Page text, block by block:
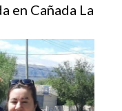
en Cañada La